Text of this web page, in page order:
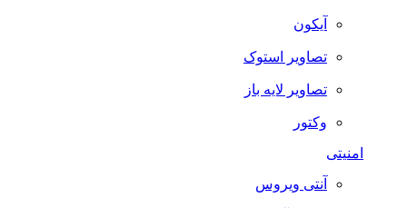
آیکون
تصاویر استوک
تصاویر لایه باز
وکتور
امنیتی
آنتی ویروس